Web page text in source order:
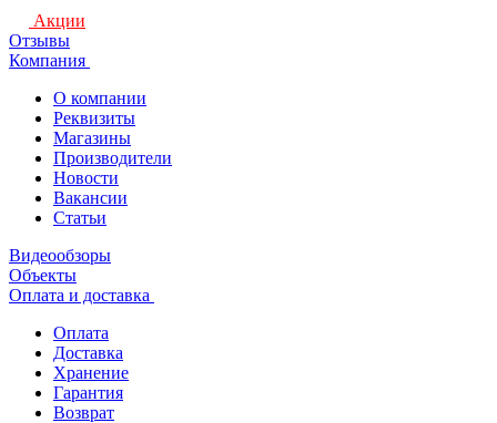
Акции
Отзывы
Компания
О компании
Реквизиты
Магазины
Производители
Новости
Вакансии
Статьи
Видеообзоры
Объекты
Оплата и доставка
Оплата
Доставка
Хранение
Гарантия
Возврат